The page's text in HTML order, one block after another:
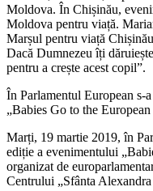
Moldova. În Chișinău,
Moldova pentru viață.
Marșul pentru viață
Dacă Dumnezeu îți
pentru a crește acest copil”.
În Parlamentul European s-
„Babies Go to the
Marți, 19 martie 2019, în
ediție a evenimentului
organizat de
Centrului „Sfânta Alexandra